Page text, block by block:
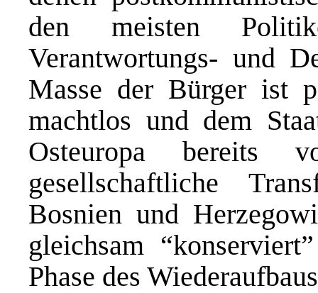
den meisten
Verantwortungs- und
Masse der Bürger ist
machtlos und dem
Osteuropa bereits
gesellschaftliche
Bosnien und
gleichsam
Phase des